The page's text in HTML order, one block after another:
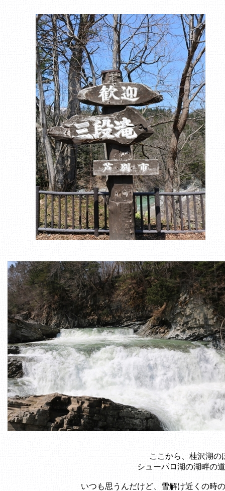
ここから、桂沢湖
シューパロ湖の湖畔の
いつも思うんだけど、雪解け近くの時